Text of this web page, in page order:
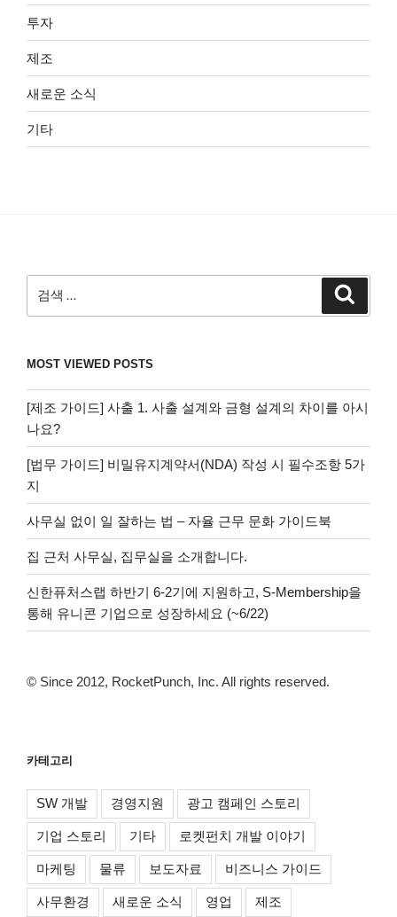
투자
제조
새로운 소식
기타
색:
MOST VIEWED POSTS
[제조 가이드] 사출 1. 사출 설계와 금형 설계의 차이를 아시
나요?
[법무 가이드] 비밀유지계약서(NDA) 작성 시 필수조항 5가
지
사무실 없이 일 잘하는 법 – 자율 근무 문화 가이드북
집 근처 사무실, 집무실을 소개합니다.
신한퓨처스랩 하반기 6-2기에 지원하고, S-Membership을
통해 유니콘 기업으로 성장하세요 (~6/22)
© Since 2012, RocketPunch, Inc. All rights reserved.
카테고리
SW 개발 경영지원 광고 캠페인 스토리
기업 스토리 기타 로켓펀치 개발 이야기
마케팅 물류 보도자료 비즈니스 가이드
사무환경 새로운 소식 영업 제조